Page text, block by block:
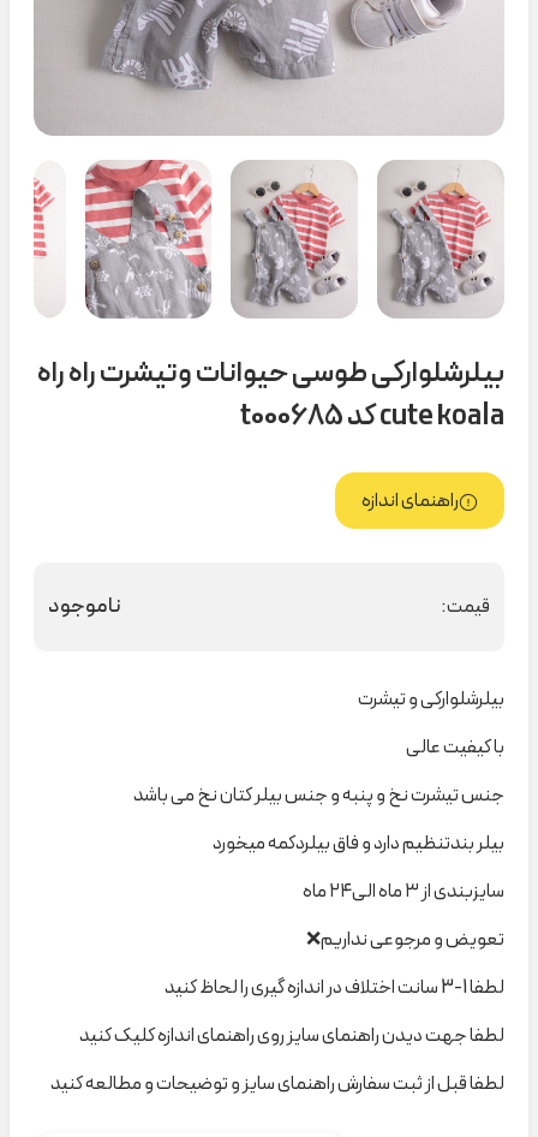
بیلرشلوارکی طوسی حیوانات وتیشرت راه راه
cute koala کد t000685
راهنمای اندازه
قیمت: ناموجود
بیلرشلوارکی و تیشرت
با کیفیت عالی
جنس تیشرت نخ و پنبه و جنس بیلر کتان نخ می باشد
بیلر بندتنظیم دارد و فاق بیلردکمه میخورد
سایزبندی از ۳ ماه الی۲۴ ماه
تعویض و مرجوعی نداریم❌
لطفا 1-3 سانت اختلاف در اندازه گیری را لحاظ کنید
لطفا جهت دیدن راهنمای سایز روی راهنمای اندازه کلیک کنید
لطفا قبل از ثبت سفارش راهنمای سایز و توضیحات و مطالعه کنید